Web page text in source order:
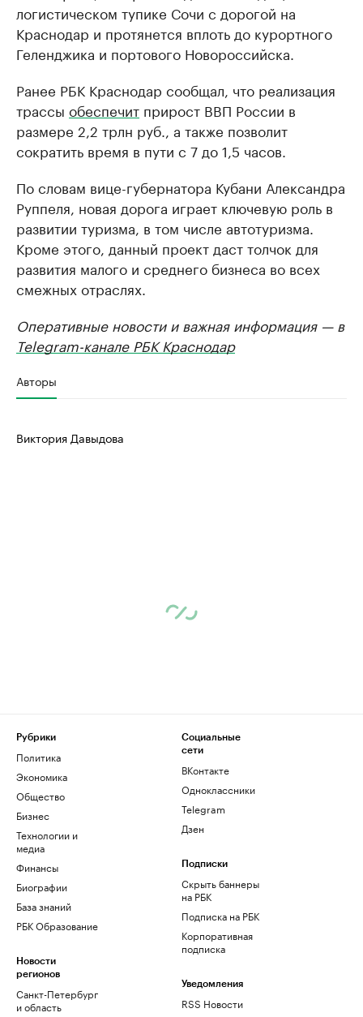
логистическом тупике Сочи с дорогой на
Краснодар и протянется вплоть до курортного
Геленджика и портового Новороссийска.
Ранее РБК Краснодар сообщал, что реализация
трассы обеспечит прирост ВВП России в
размере 2,2 трлн руб., а также позволит
сократить время в пути с 7 до 1,5 часов.
По словам вице-губернатора Кубани Александра
Руппеля, новая дорога играет ключевую роль в
развитии туризма, в том числе автотуризма.
Кроме этого, данный проект даст толчок для
развития малого и среднего бизнеса во всех
смежных отраслях.
Оперативные новости и важная информация — в
Telegram-канале РБК Краснодар
Авторы
Виктория Давыдова
Рубрики
Политика
Экономика
Общество
Бизнес
Технологии и
медиа
Финансы
Биографии
База знаний
РБК Образование
Новости
регионов
Санкт-Петербург
и область
Социальные
сети
ВКонтакте
Одноклассники
Telegram
Дзен
Подписки
Скрыть баннеры
на РБК
Подписка на РБК
Корпоративная
подписка
Уведомления
RSS Новости